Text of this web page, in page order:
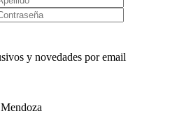
y novedades por email